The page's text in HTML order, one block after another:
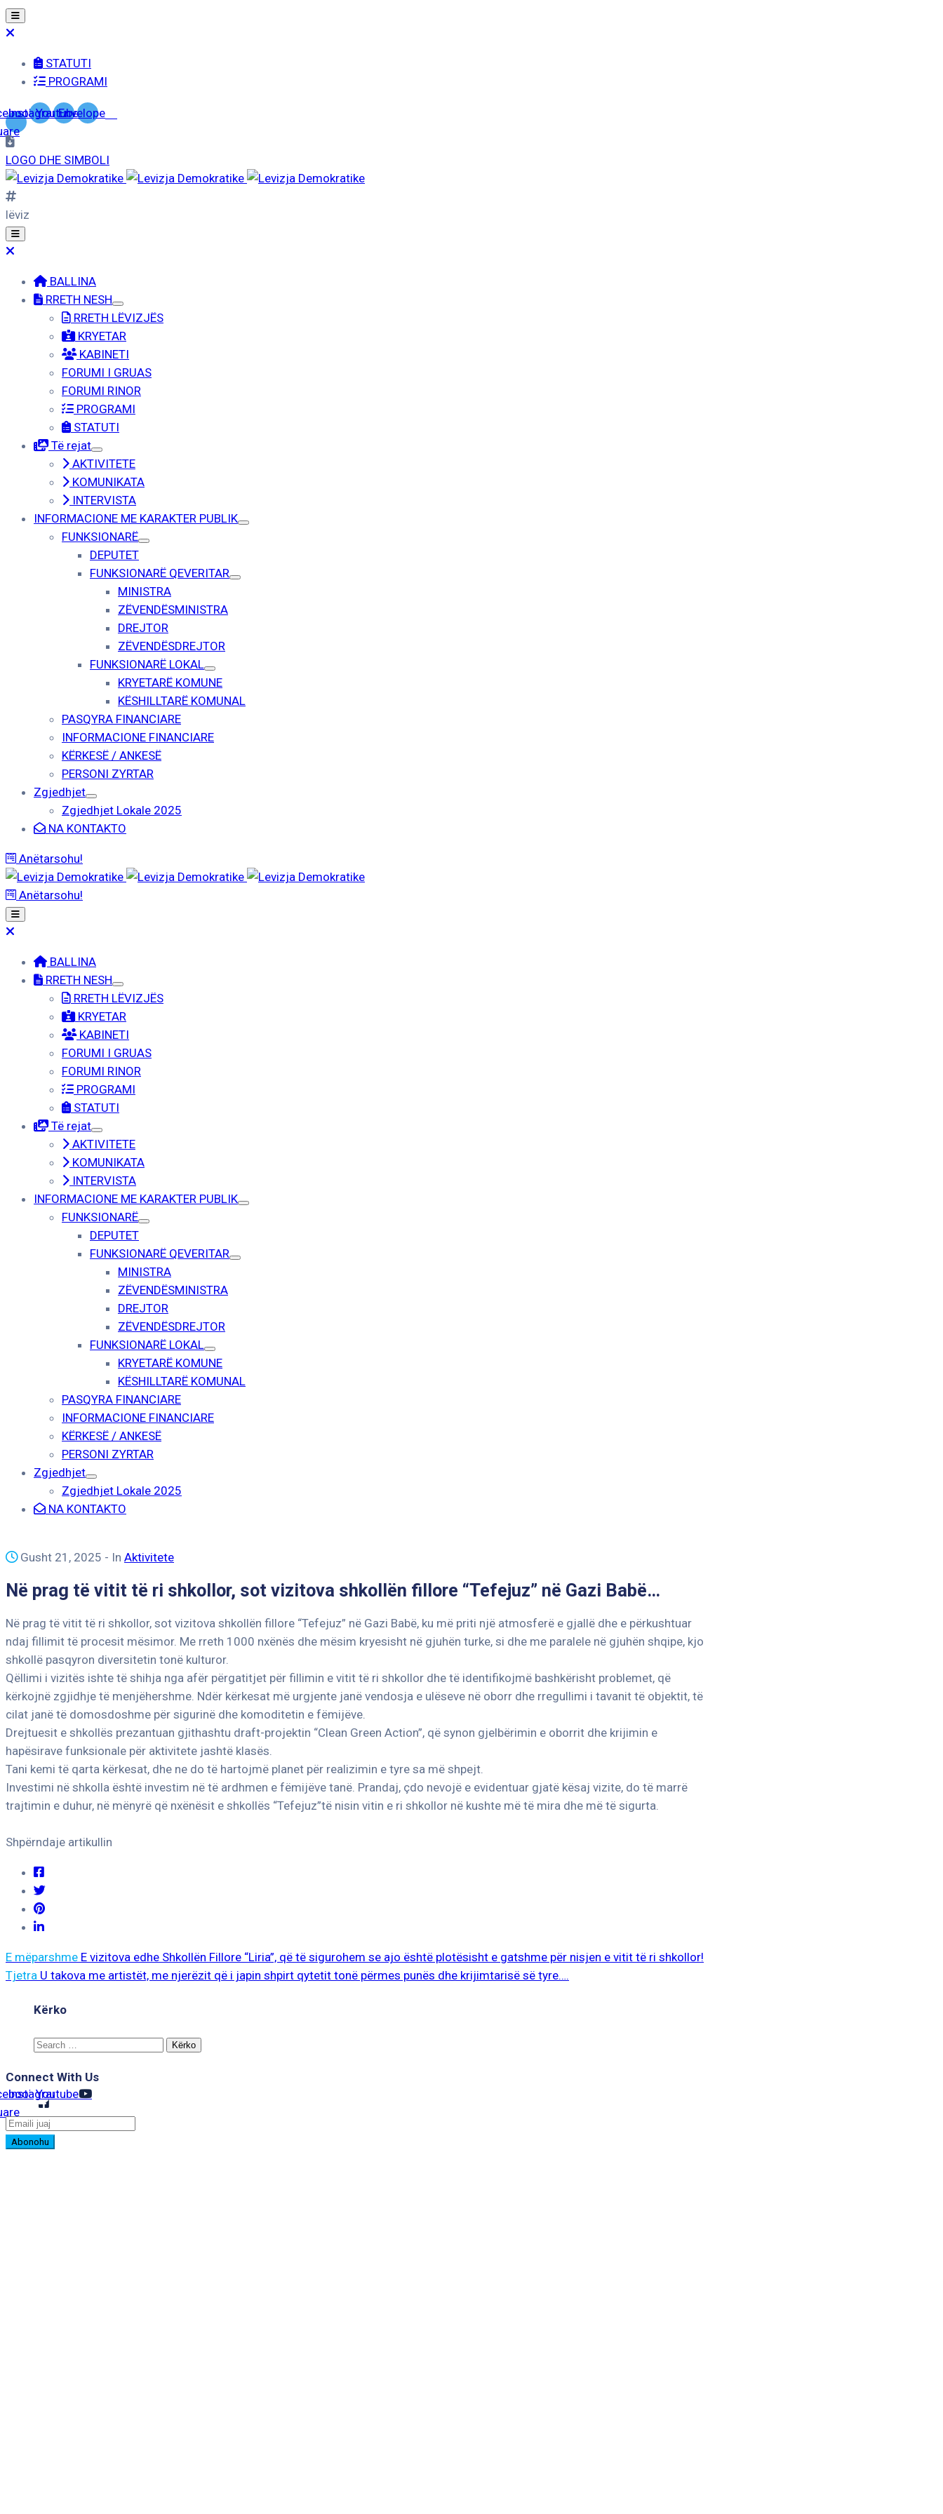
STATUTI
PROGRAMI
Instagram
YoutubeEnvelope
LOGO DHE SIMBOLI
lëviz
BALLINA
RRETH NESH
RRETH LËVIZJËS
KRYETAR
KABINETI
FORUMI I GRUAS
FORUMI RINOR
PROGRAMI
STATUTI
Të rejat
AKTIVITETE
KOMUNIKATA
INTERVISTA
INFORMACIONE ME KARAKTER PUBLIK
FUNKSIONARË
DEPUTET
FUNKSIONARË QEVERITAR
MINISTRA
ZËVENDËSMINISTRA
DREJTOR
ZËVENDËSDREJTOR
FUNKSIONARË LOKAL
KRYETARË KOMUNE
KËSHILLTARË KOMUNAL
PASQYRA FINANCIARE
INFORMACIONE FINANCIARE
KËRKESË / ANKESË
PERSONI ZYRTAR
Zgjedhjet
Zgjedhjet Lokale 2025
NA KONTAKTO
Anëtarsohu!
Anëtarsohu!
BALLINA
RRETH NESH
RRETH LËVIZJËS
KRYETAR
KABINETI
FORUMI I GRUAS
FORUMI RINOR
PROGRAMI
STATUTI
Të rejat
AKTIVITETE
KOMUNIKATA
INTERVISTA
INFORMACIONE ME KARAKTER PUBLIK
FUNKSIONARË
DEPUTET
FUNKSIONARË QEVERITAR
MINISTRA
ZËVENDËSMINISTRA
DREJTOR
ZËVENDËSDREJTOR
FUNKSIONARË LOKAL
KRYETARË KOMUNE
KËSHILLTARË KOMUNAL
PASQYRA FINANCIARE
INFORMACIONE FINANCIARE
KËRKESË / ANKESË
PERSONI ZYRTAR
Zgjedhjet
Zgjedhjet Lokale 2025
NA KONTAKTO
Gusht 21, 2025 - In Aktivitete
Në prag të vitit të ri shkollor, sot vizitova shkollën fillore “Tefejuz” në Gazi Babë…
Në prag të vitit të ri shkollor, sot vizitova shkollën fillore “Tefejuz” në Gazi Babë, ku më priti një atmosferë e gjallë dhe e përkushtuar
ndaj fillimit të procesit mësimor. Me rreth 1000 nxënës dhe mësim kryesisht në gjuhën turke, si dhe me paralele në gjuhën shqipe, kjo
shkollë pasqyron diversitetin tonë kulturor.
Qëllimi i vizitës ishte të shihja nga afër përgatitjet për fillimin e vitit të ri shkollor dhe të identifikojmë bashkërisht problemet, që
kërkojnë zgjidhje të menjëhershme. Ndër kërkesat më urgjente janë vendosja e ulëseve në oborr dhe rregullimi i tavanit të objektit, të
cilat janë të domosdoshme për sigurinë dhe komoditetin e fëmijëve.
Drejtuesit e shkollës prezantuan gjithashtu draft-projektin “Clean Green Action”, që synon gjelbërimin e oborrit dhe krijimin e
hapësirave funksionale për aktivitete jashtë klasës.
Tani kemi të qarta kërkesat, dhe ne do të hartojmë planet për realizimin e tyre sa më shpejt.
Investimi në shkolla është investim në të ardhmen e fëmijëve tanë. Prandaj, çdo nevojë e evidentuar gjatë kësaj vizite, do të marrë
trajtimin e duhur, në mënyrë që nxënësit e shkollës “Tefejuz”të nisin vitin e ri shkollor në kushte më të mira dhe më të sigurta.
Shpërndaje artikullin
E mëparshme E vizitova edhe Shkollën Fillore “Liria”, që të sigurohem se ajo është plotësisht e gatshme për nisjen e vitit të ri shkollor!
Tjetra U takova me artistët, me njerëzit që i japin shpirt qytetit tonë përmes punës dhe krijimtarisë së tyre….
Kërko
Search
Connect With Us
Instagram
Youtube